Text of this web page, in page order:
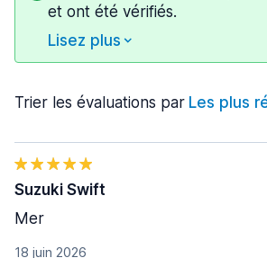
et ont été vérifiés.
Lisez plus
Trier les évaluations par
18 juin 2026
Suzuki Swift
Mer